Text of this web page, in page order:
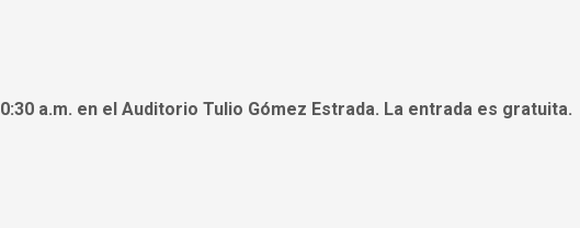
a.m. en el Auditorio Tulio Gómez Estrada. La entrada es gratuita.